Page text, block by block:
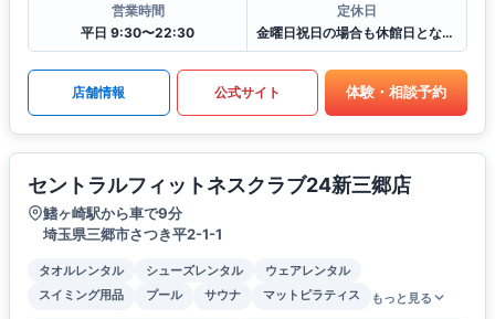
営業時間
平日 9:30〜22:30
定休日
金曜日祝日の場合も休館日となります
店舗情報 公式サイト 体験・相談予約
セントラルフィットネスクラブ24新三郷店
鰭ヶ崎駅から車で9分
埼玉県三郷市さつき平2-1-1
タオルレンタル シューズレンタル
ウェアレンタル
スイミング用品
プール サウナ マットピラティス もっと見る